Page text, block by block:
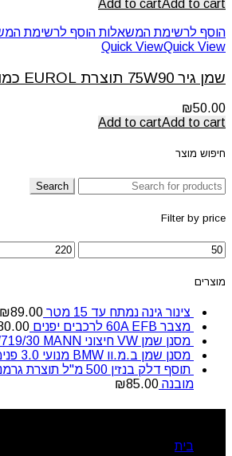
Add to cartAdd to cart
הוסף לרשימת המשאלות הוסף לרשימת
Quick ViewQuick View
שמן גיר 75W90 תוצרת EUROL כמות במיכל: 1 ליטר
₪50.00
Add to cartAdd to cart
חיפוש מוצר
Search
Filter by price
מוצרים
צינור גינה נמתח עד 15 מטר ₪89.00
מצבר 60A EFB לרכבים יפנים
מסנן שמן VW חיצוני W719/30 MANN
מסנן שמן ב.מ.וו BMW מנועי 3.0 פנימי
תוסף דלק בנזין 500
מובנה
₪85.00
בית